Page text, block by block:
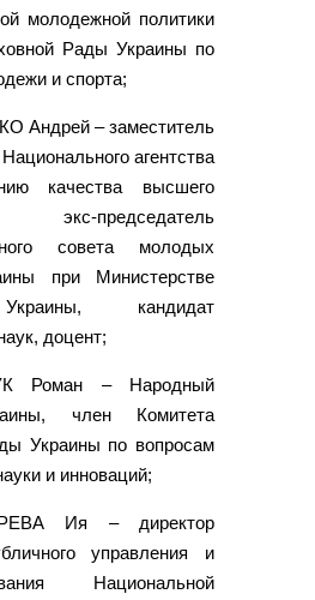
молодежной политики
Рады Украины по
и спорта;
Андрей – заместитель
агентства
качества высшего
экс-председатель
совета молодых
при Министерстве
кандидат
доцент;
Роман – Народный
член Комитета
Украины по вопросам
и инноваций;
Ия – директор
управления и
Национальной